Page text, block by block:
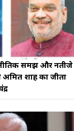
समझ और नतीजे
अमित शाह का जीता